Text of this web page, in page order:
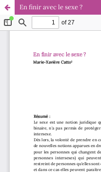
En finir avec le sexe ?